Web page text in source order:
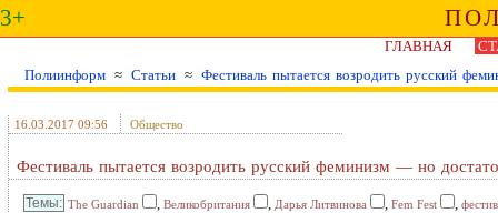
3+
ГЛАВНАЯ
Полиинформ ≈ Статьи ≈ Фестиваль пытается возродить русский
16.03.2017 09:56 Общество
Фестиваль пытается возродить русский феминизм — но
The Guardian , Великобритания , Дарья Литвинова , Fem Fest ,